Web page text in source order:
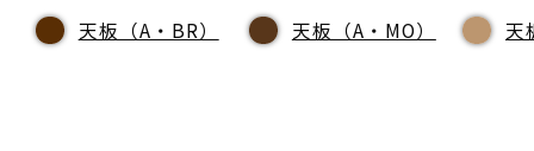
天板（A・BR） 天板（A・MO） 天